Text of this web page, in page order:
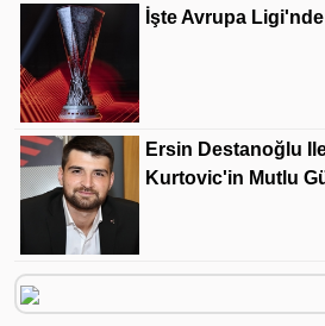
İşte Avrupa
Ersin Destanoğlu
Kurtovic'in Mutlu